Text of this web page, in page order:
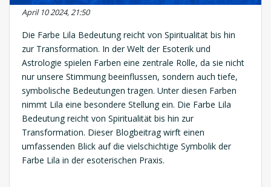
April 10 2024, 21:50
Die Farbe Lila Bedeutung reicht von Spiritualität bis hin
zur Transformation. In der Welt der Esoterik und
Astrologie spielen Farben eine zentrale Rolle, da sie nicht
nur unsere Stimmung beeinflussen, sondern auch tiefe,
symbolische Bedeutungen tragen. Unter diesen Farben
nimmt Lila eine besondere Stellung ein. Die Farbe Lila
Bedeutung reicht von Spiritualität bis hin zur
Transformation. Dieser Blogbeitrag wirft einen
umfassenden Blick auf die vielschichtige Symbolik der
Farbe Lila in der esoterischen Praxis.